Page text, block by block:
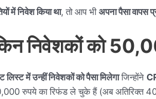
में निवेश किया था, तो आप भीअपना पैसा वापस
निवेशकों को
लिस्ट में उन्हीं निवेशकों को पैसा मिलेगाजिन्होंने
रुपये का रिफंड ले चुके हैं (अब